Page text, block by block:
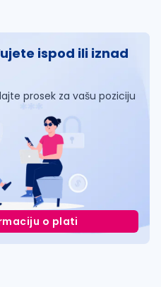
ispod ili iznad
prosek za vašu poziciju
o plati